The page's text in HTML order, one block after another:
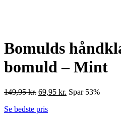
Bomulds
bomuld – Mint
149,95kr. Den
pris
69,95 kr. Den
Spar 53%
Se bedste pris